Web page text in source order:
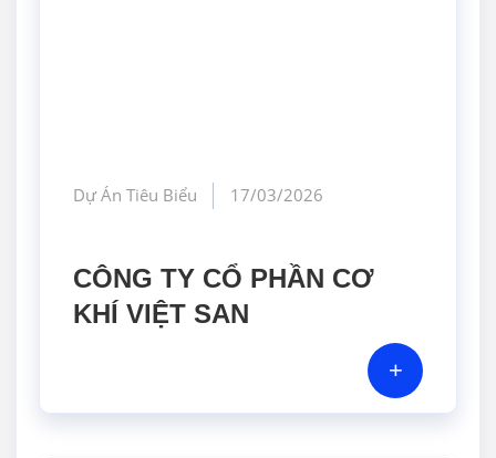
Dự Án Tiêu Biểu 17/03/2026
CÔNG TY CỔ PHẦN CƠ
KHÍ VIỆT SAN
+